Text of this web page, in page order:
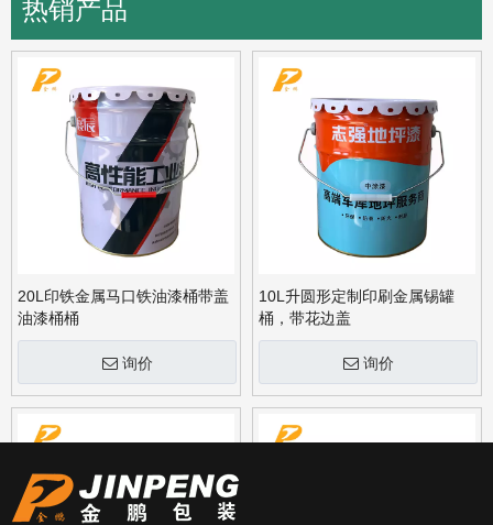
下一条:
优质1升锡油罐
250ml / 500ml / 1升方形油罐带螺旋盖和密封
1升锡罐出售
热销产品